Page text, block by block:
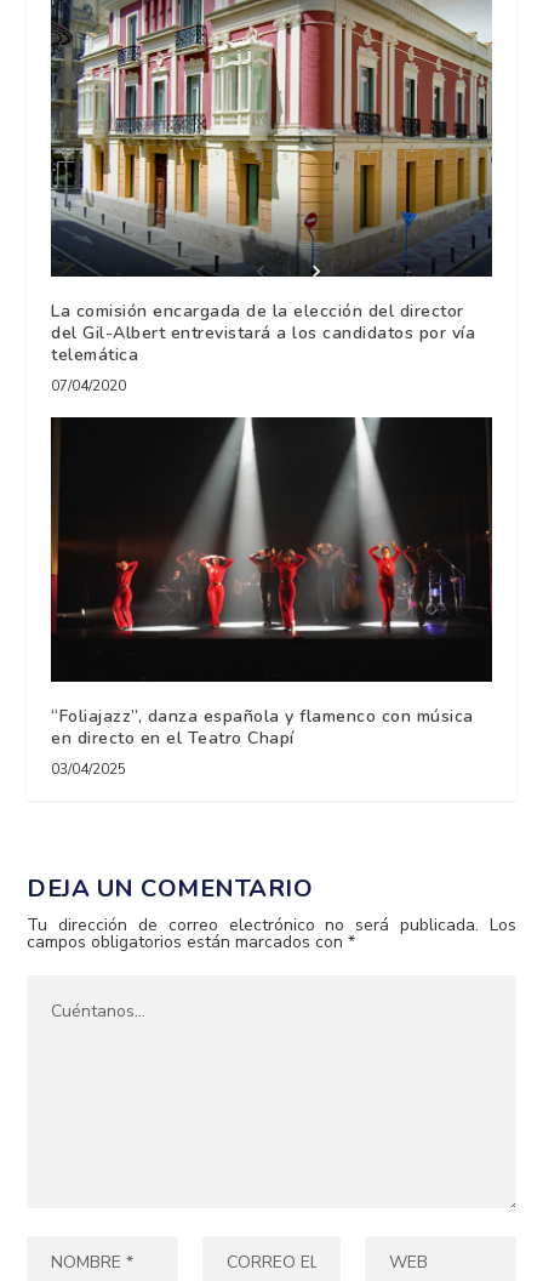
La comisión encargada de la elección del director
del Gil-Albert entrevistará a los candidatos por vía
telemática
07/04/2020
“Foliajazz”, danza española y flamenco con música
en directo en el Teatro Chapí
03/04/2025
DEJA UN COMENTARIO
Tu dirección de correo electrónico no será publicada. Los
campos obligatorios están marcados con*